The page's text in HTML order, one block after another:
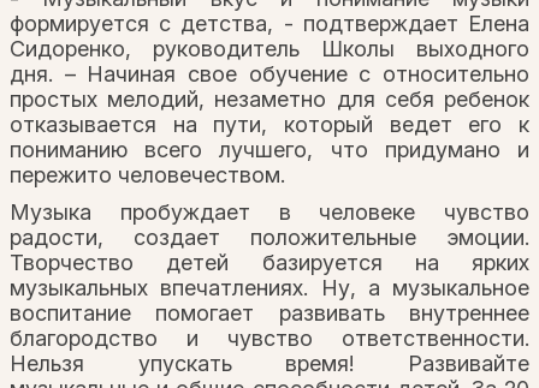
формируется с детства, - подтверждает Елена
Сидоренко, руководитель Школы выходного
дня. – Начиная свое обучение с относительно
простых мелодий, незаметно для себя ребенок
отказывается на пути, который ведет его к
пониманию всего лучшего, что придумано и
пережито человечеством.
Музыка пробуждает в человеке чувство
радости, создает положительные эмоции.
Творчество детей базируется на ярких
музыкальных впечатлениях. Ну, а музыкальное
воспитание помогает развивать внутреннее
благородство и чувство ответственности.
Нельзя упускать время! Развивайте